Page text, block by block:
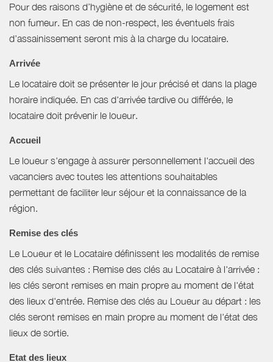
Pour des raisons d’hygiène et de sécurité, le logement est
non fumeur. En cas de non-respect, les éventuels frais
d’assainissement seront mis à la charge du locataire.
Arrivée
Le locataire doit se présenter le jour précisé et dans la plage
horaire indiquée. En cas d'arrivée tardive ou différée, le
locataire doit prévenir le loueur.
Accueil
Le loueur s'engage à assurer personnellement l'accueil des
vacanciers avec toutes les attentions souhaitables
permettant de faciliter leur séjour et la connaissance de la
région.
Remise des clés
Le Loueur et le Locataire définissent les modalités de remise
des clés suivantes : Remise des clés au Locataire à l'arrivée :
les clés seront remises en main propre au moment de l'état
des lieux d'entrée. Remise des clés au Loueur au départ : les
clés seront remises en main propre au moment de l'état des
lieux de sortie.
Etat des lieux